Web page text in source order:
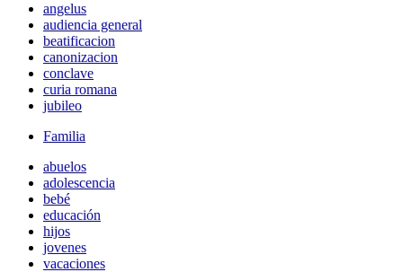
angelus
audiencia general
beatificacion
canonizacion
conclave
curia romana
jubileo
Familia
abuelos
adolescencia
bebé
educación
hijos
jovenes
vacaciones